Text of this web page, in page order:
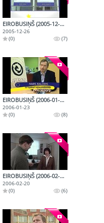
EIROBUSIŅŠ (2005-12-26)
2005-12-26
(0)
(7)
EIROBUSIŅŠ (2006-01-23)
2006-01-23
(0)
(8)
EIROBUSIŅŠ (2006-02-20)
2006-02-20
(0)
(6)